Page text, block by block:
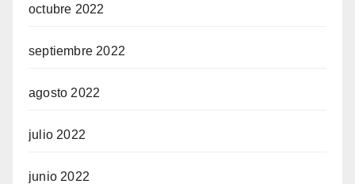
octubre 2022
septiembre 2022
agosto 2022
julio 2022
junio 2022